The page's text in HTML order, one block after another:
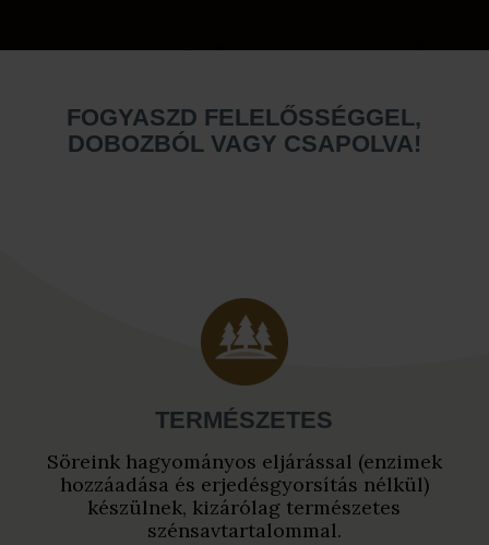
FOGYASZD FELELŐSSÉGGEL,
DOBOZBÓL VAGY CSAPOLVA!
TERMÉSZETES
Söreink hagyományos eljárással (enzimek
hozzáadása és erjedésgyorsítás nélkül)
készülnek, kizárólag természetes
szénsavtartalommal.